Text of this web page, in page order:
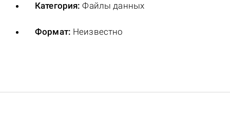
Категория: Файлы данных
Формат: Неизвестно